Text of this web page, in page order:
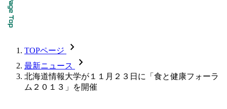
TOPページ chevron_forward
最新ニュース chevron_forward
北海道情報大学が１１月２３日に「食と健康フォーラ
ム２０１３」を開催